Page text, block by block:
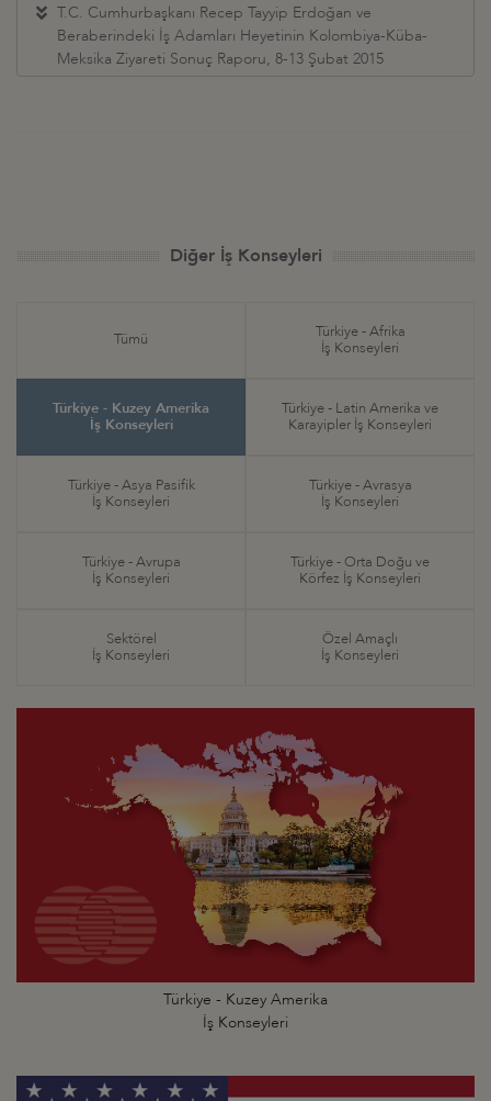
T.C. Cumhurbaşkanı Recep Tayyip Erdoğan ve
Beraberindeki İş Adamları Heyetinin Kolombiya-Küba-
Meksika Ziyareti Sonuç Raporu, 8-13 Şubat 2015
Diğer İş Konseyleri
Tümü
Türkiye - Afrika
İş Konseyleri
Türkiye - Kuzey Amerika
İş Konseyleri
Türkiye - Latin Amerika ve
Karayipler İş Konseyleri
Türkiye - Asya Pasifik
İş Konseyleri
Türkiye - Avrasya
İş Konseyleri
Türkiye - Avrupa
İş Konseyleri
Türkiye - Orta Doğu ve
Körfez İş Konseyleri
Sektörel
İş Konseyleri
Özel Amaçlı
İş Konseyleri
Türkiye - Kuzey Amerika
İş Konseyleri